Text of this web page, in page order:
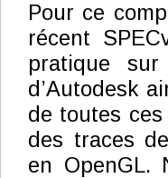
Pour ce
récent
pratique
d’Autodesk
de toutes
des traces
en OpenGL.